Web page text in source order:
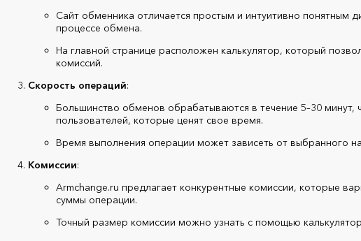
Сайт обменника отличается простым и интуитивно понятным
процессе обмена.
На главной странице расположен калькулятор, который
комиссий.
Скорость операций:
Большинство обменов обрабатываются в течение 5–30 минут,
пользователей, которые ценят свое время.
Время выполнения операции может зависеть от выбранного
Комиссии:
Armchange.ru предлагает конкурентные комиссии, которые
суммы операции.
Точный размер комиссии можно узнать с помощью